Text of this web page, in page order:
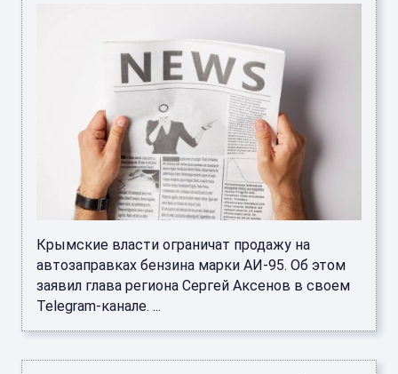
Крымские власти ограничат продажу на
автозаправках бензина марки АИ-95. Об этом
заявил глава региона Сергей Аксенов в своем
Telegram-канале. ...